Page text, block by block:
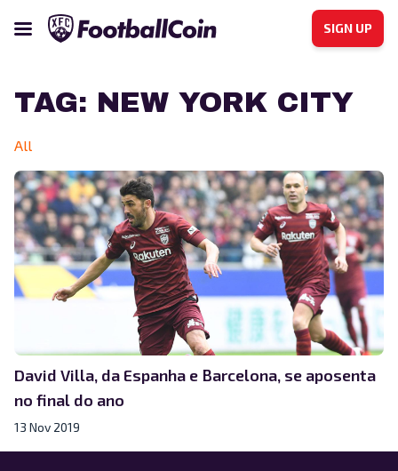
SIGN UP
TAG: NEW YORK CITY
All
David Villa, da Espanha e Barcelona, se aposenta
no final do ano
13 Nov 2019